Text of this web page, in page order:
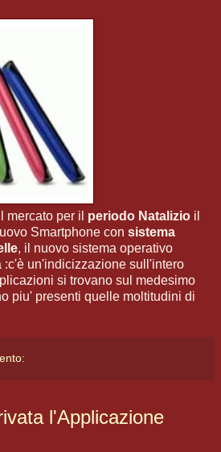
mercato per il periodo Natalizio il
Smartphone con sistema
, il nuovo sistema operativo
:c'è un'indicizzazione sull'intero
si trovano sul medesimo
piu' presenti quelle moltitudini di
l'Applicazione